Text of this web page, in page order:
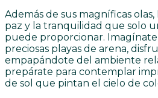
Además de sus magníficas
paz y la tranquilidad que solo
puede proporcionar.
preciosas playas de arena,
empapándote del ambiente
prepárate para contemplar
de sol que pintan el cielo de